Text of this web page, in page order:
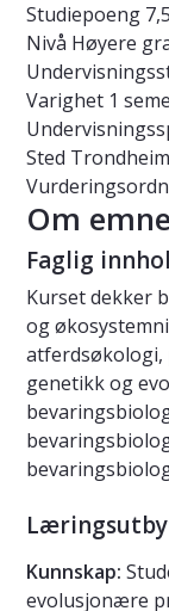
Studiepoeng 7,5
Nivå Høyere
Varighet 1
Sted Trondheim
Om
Faglig
Kurset dekker
og
atferdsøkologi,
genetikk og
Kunnskap:
evolusjonære